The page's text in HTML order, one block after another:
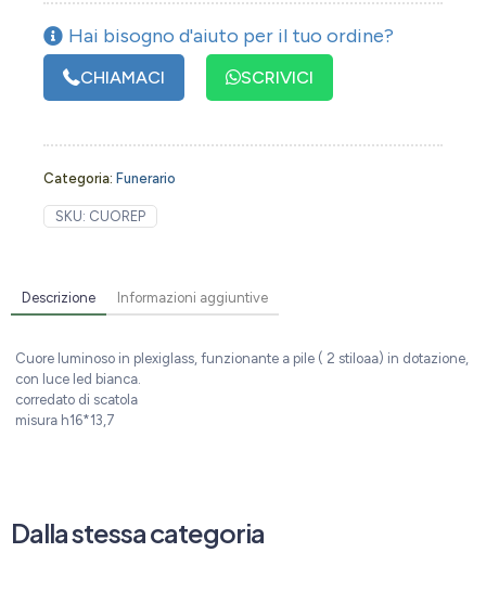
Hai bisogno d'aiuto per il tuo ordine?
CHIAMACI SCRIVICI
Categoria: Funerario
SKU: CUOREP
Descrizione Informazioni aggiuntive
Cuore luminoso in plexiglass, funzionante a pile ( 2 stiloaa) in dotazione,
con luce led bianca.
corredato di scatola
misura h16*13,7
Dalla stessa categoria